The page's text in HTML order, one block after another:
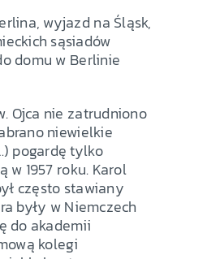
wyjazd na Śląsk,
sąsiadów
domu w Berlinie
Ojca nie zatrudniono
niewielkie
pogardę tylko
w 1957 roku. Karol
często stawiany
były w Niemczech
do akademii
kolegi